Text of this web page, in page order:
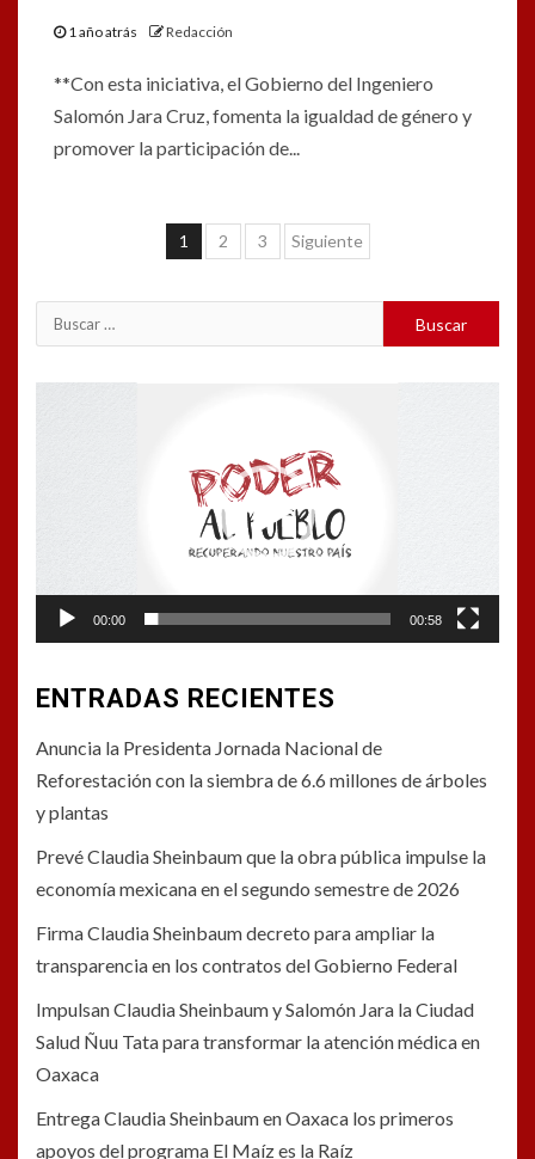
1 año atrás Redacción
**Con esta iniciativa, el Gobierno del Ingeniero
Salomón Jara Cruz, fomenta la igualdad de género y
promover la participación de...
Navegación
1 2 3 Siguiente
Buscar:
00:00 00:58
ENTRADAS RECIENTES
Anuncia la Presidenta Jornada Nacional de
Reforestación con la siembra de 6.6 millones de árboles
y plantas
Prevé Claudia Sheinbaum que la obra pública impulse la
economía mexicana en el segundo semestre de 2026
Firma Claudia Sheinbaum decreto para ampliar la
transparencia en los contratos del Gobierno Federal
Impulsan Claudia Sheinbaum y Salomón Jara la Ciudad
Salud Ñuu Tata para transformar la atención médica en
Oaxaca
Entrega Claudia Sheinbaum en Oaxaca los primeros
apoyos del programa El Maíz es la Raíz